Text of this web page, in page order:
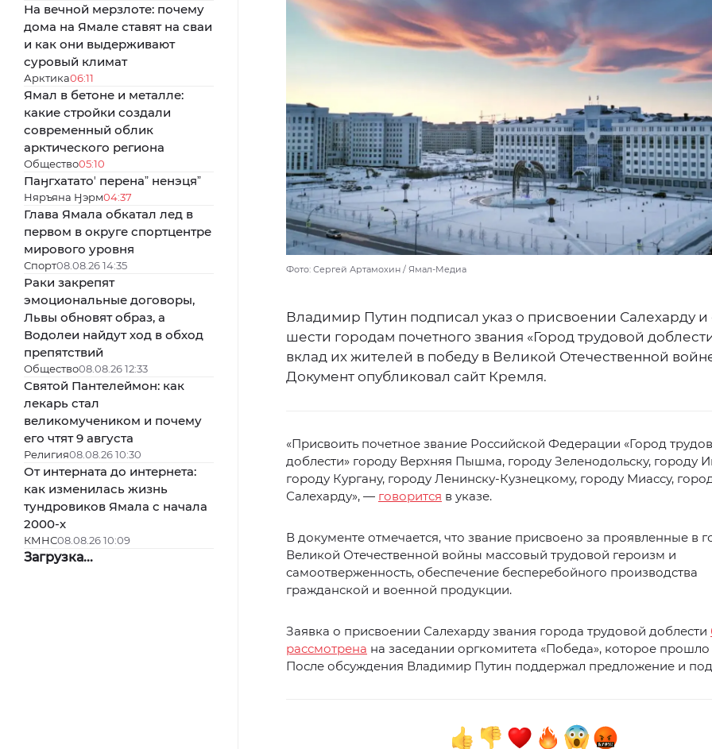
На вечной мерзлоте: почему
дома на Ямале ставят на сваи
и как они выдерживают
суровый климат
Арктика06:11
Ямал в бетоне и металле:
какие стройки создали
современный облик
арктического региона
Общество05:10
Паӈгхататоʼ перенаˮ ненэцяˮ
Няръяна Ӈэрм04:37
Глава Ямала обкатал лед в
первом в округе спортцентре
мирового уровня
Спорт08.08.26 14:35
Раки закрепят
эмоциональные договоры,
Львы обновят образ, а
Водолеи найдут ход в обход
препятствий
Общество08.08.26 12:33
Святой Пантелеймон: как
лекарь стал
великомучеником и почему
его чтят 9 августа
Религия08.08.26 10:30
От интерната до интернета:
как изменилась жизнь
тундровиков Ямала с начала
2000-х
КМНС08.08.26 10:09
Загрузка...
Фото: Сергей Артамохин / Ямал-Медиа
Владимир Путин подписал указ о присвоении Салехарду
шести городам почетного звания «Город трудовой
вклад их жителей в победу в Великой Отечественной
Документ опубликовал сайт Кремля.
«Присвоить почетное звание Российской Федерации «Город
доблести» городу Верхняя Пышма, городу Зеленодольску, городу
городу Кургану, городу Ленинску-Кузнецкому, городу Миассу,
Салехарду», — говорится в указе.
В документе отмечается, что звание присвоено за проявленные в
Великой Отечественной войны массовый трудовой героизм и
самоотверженность, обеспечение бесперебойного производства
гражданской и военной продукции.
Заявка о присвоении Салехарду звания города трудовой доблести
рассмотрена на заседании оргкомитета «Победа», которое прошло
После обсуждения Владимир Путин поддержал предложение и